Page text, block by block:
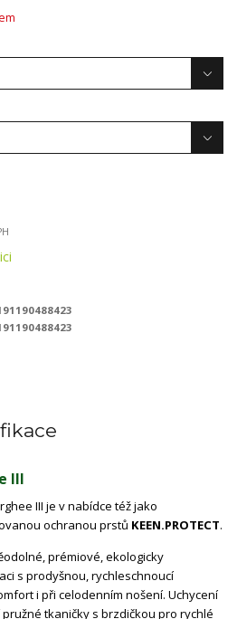
III
III je v nabídce též jako
ochranou prstů KEEN.PROTECT.
prémiové, ekologicky
s prodyšnou, rychleschnoucí
i při celodenním nošení. Uchycení
tkaničky s brzdičkou pro rychlé